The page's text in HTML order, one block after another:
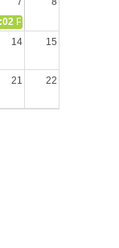
призывайте Его»
не угашайте!
РАЗМЫШЛЕНИЯ: Дух
14 15
21 22